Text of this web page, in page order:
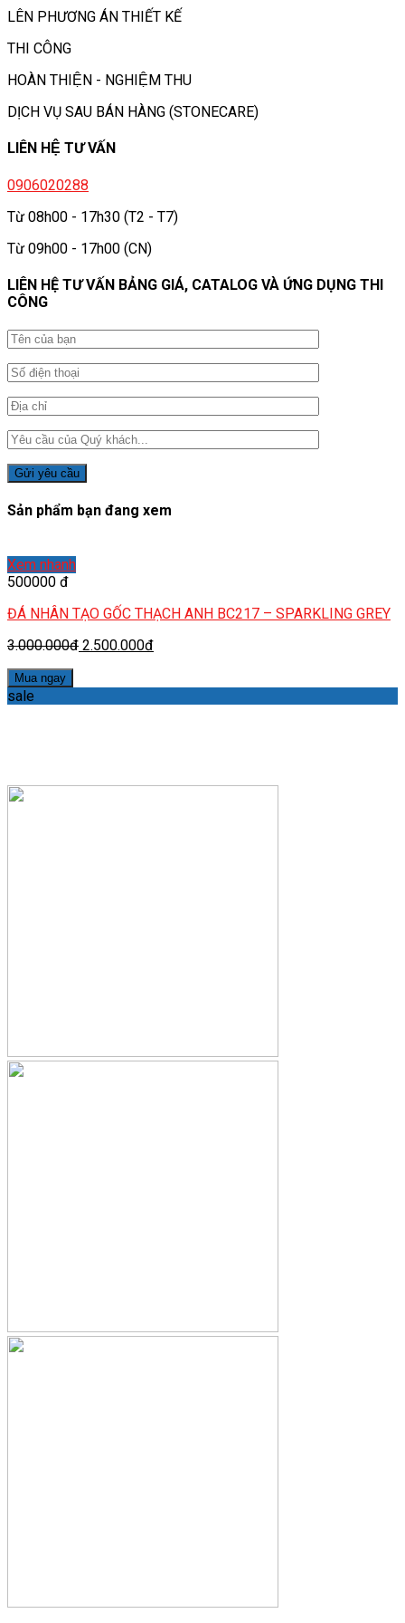
LÊN PHƯƠNG ÁN THIẾT KẾ
THI CÔNG
HOÀN THIỆN - NGHIỆM THU
DỊCH VỤ SAU BÁN HÀNG (STONECARE)
LIÊN HỆ TƯ VẤN
0906020288
Từ 08h00 - 17h30 (T2 - T7)
Từ 09h00 - 17h00 (CN)
LIÊN HỆ TƯ VẤN BẢNG GIÁ, CATALOG VÀ ỨNG DỤNG THI
CÔNG
Sản phẩm bạn đang xem
Xem nhanh
500000 đ
ĐÁ NHÂN TẠO GỐC THẠCH ANH BC217 – SPARKLING GREY
3.000.000đ 2.500.000đ
Mua ngay
sale